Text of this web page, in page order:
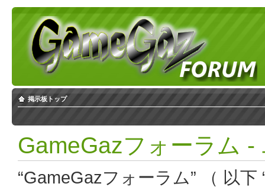
掲示板トップ
GameGazフォーラム -
“GameGazフォーラム” （ 以下